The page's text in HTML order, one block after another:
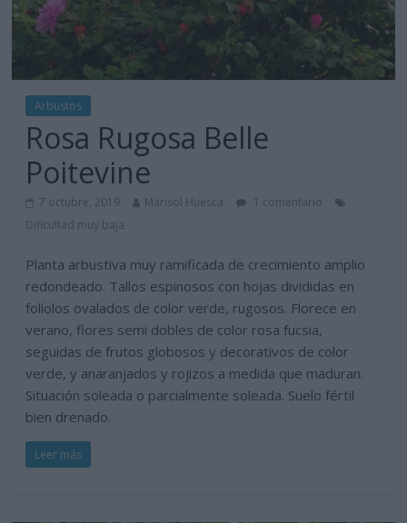
Arbustos
Rosa Rugosa Belle
Poitevine
7 octubre, 2019 Marisol Huesca
1 comentario
Dificultad muy baja
Planta arbustiva muy ramificada de crecimiento amplio
redondeado. Tallos espinosos con hojas divididas en
folíolos ovalados de color verde, rugosos. Florece en
verano, flores semi dobles de color rosa fucsia,
seguidas de frutos globosos y decorativos de color
verde, y anaranjados y rojizos a medida que maduran.
Situación soleada o parcialmente soleada. Suelo fértil
bien drenado.
Leer más